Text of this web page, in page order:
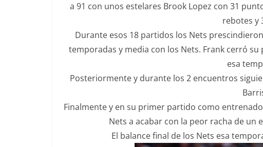
a 91 con unos estelares Brook Lopez con 31
rebotes y
Durante esos 18 partidos los Nets
temporadas y media con los Nets. Frank cerró
esa
Posteriormente y durante los 2 encuentros
Finalmente y en su primer partido como
Nets a acabar con la peor racha de un
El balance final de los Nets esa